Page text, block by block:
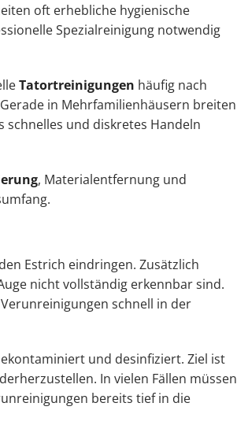
oft erhebliche hygienische
Spezialreinigung notwendig
Tatortreinigungen häufig nach
in Mehrfamilienhäusern breiten
schnelles und diskretes Handeln
, Materialentfernung und
Estrich eindringen. Zusätzlich
nicht vollständig erkennbar sind.
schnell in der
und desinfiziert. Ziel ist
In vielen Fällen müssen
bereits tief in die